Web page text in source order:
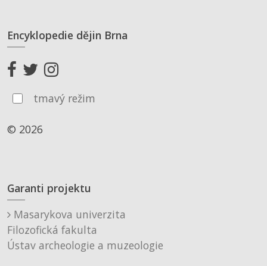
Encyklopedie dějin Brna
tmavý režim
© 2026
Garanti projektu
Masarykova univerzita
Filozofická fakulta
Ústav archeologie a muzeologie